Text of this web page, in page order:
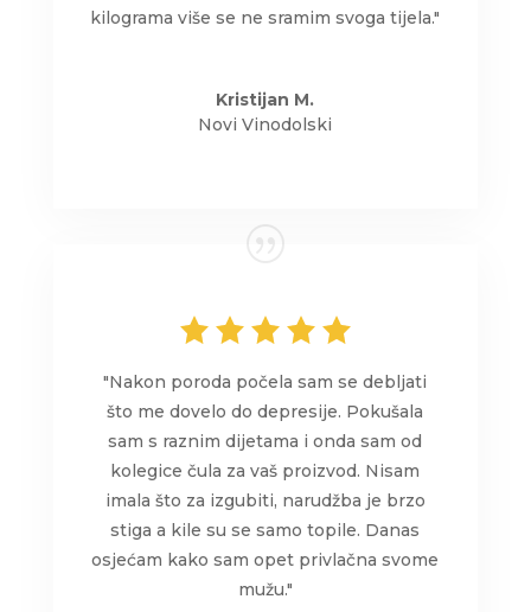
kilograma više se ne sramim svoga tijela."
Kristijan M.
Novi Vinodolski
"Nakon poroda počela sam se debljati
što me dovelo do depresije. Pokušala
sam s raznim dijetama i onda sam od
kolegice čula za vaš proizvod. Nisam
imala što za izgubiti, narudžba je brzo
stiga a kile su se samo topile. Danas
osjećam kako sam opet privlačna svome
mužu."